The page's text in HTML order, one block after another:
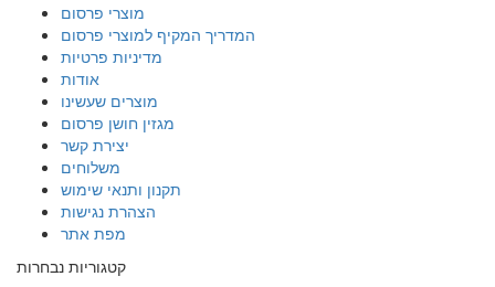
מוצרי פרסום
המדריך המקיף למוצרי פרסום
מדיניות פרטיות
אודות
מוצרים שעשינו
מגזין חושן פרסום
יצירת קשר
משלוחים
תקנון ותנאי שימוש
הצהרת נגישות
מפת אתר
קטגוריות נבחרות